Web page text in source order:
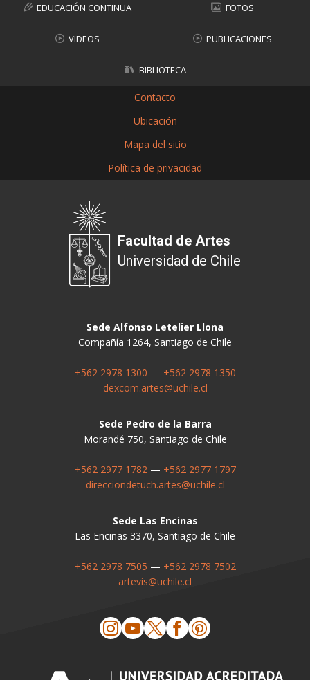
EDUCACIÓN CONTINUA FOTOS
VIDEOS PUBLICACIONES
BIBLIOTECA
Contacto
Ubicación
Mapa del sitio
Política de privacidad
Facultad de Artes
Universidad de Chile
Sede Alfonso Letelier Llona
Compañía 1264, Santiago de Chile
+562 2978 1300 — +562 2978 1350
dexcom.artes@uchile.cl
Sede Pedro de la Barra
Morandé 750, Santiago de Chile
+562 2977 1782— +562 2977 1797
direcciondetuch.artes@uchile.cl
Sede Las Encinas
Las Encinas 3370, Santiago de Chile
+562 2978 7505 — +562 2978 7502
artevis@uchile.cl